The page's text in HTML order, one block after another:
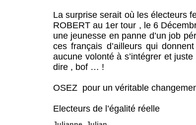
La surprise serait où les électeurs
ROBERT au 1er tour , le 6
une jeunesse en panne d’un job
ces français d’ailleurs qui
aucune volonté à s’intégrer et
dire , bof … !
OSEZ pour un véritable
Electeurs de l’égalité réelle